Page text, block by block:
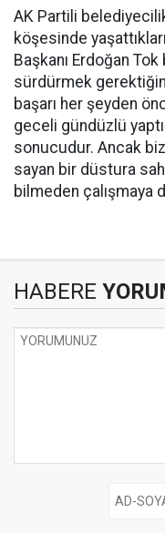
AK Partili belediyecilik
köşesinde
Başkanı Erdoğan
sürdürmek gerektiğini
başarı her şeyden
geceli gündüzlü
sonucudur. Ancak
sayan bir düstura
bilmeden çalışmaya
HABERE